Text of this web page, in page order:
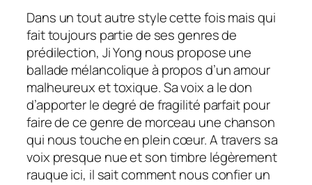
Dans un tout autre style cette fois mais qui
fait toujours partie de ses genres de
prédilection, Ji Yong nous propose une
ballade mélancolique à propos d’un amour
malheureux et toxique. Sa voix a le don
d’apporter le degré de fragilité parfait pour
faire de ce genre de morceau une chanson
qui nous touche en plein cœur. A travers sa
voix presque nue et son timbre légèrement
rauque ici, il sait comment nous confier un